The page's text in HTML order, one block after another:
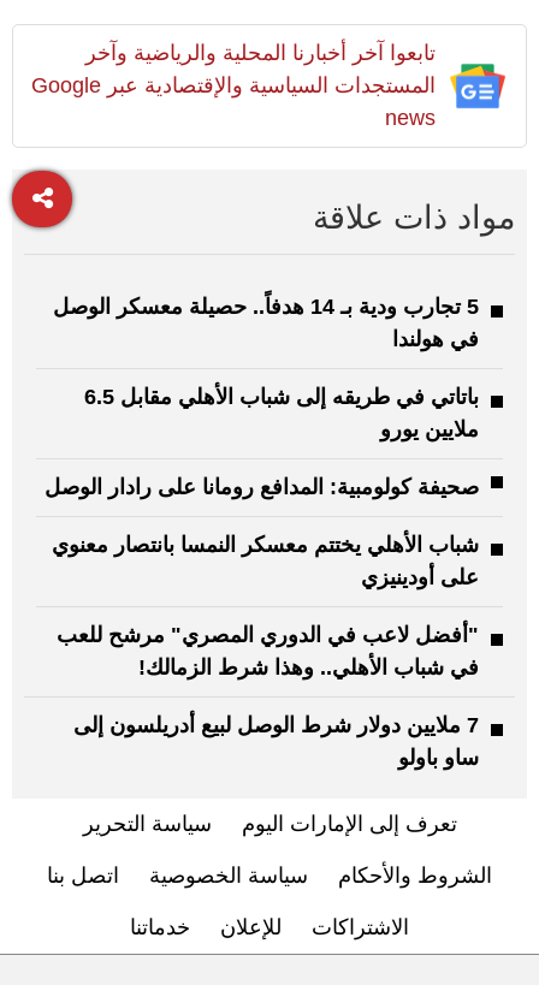
تابعوا آخر أخبارنا المحلية والرياضية وآخر
المستجدات السياسية والإقتصادية عبر Google
news
مواد ذات علاقة
5 تجارب ودية بـ 14 هدفاً.. حصيلة معسكر الوصل
في هولندا
باتاتي في طريقه إلى شباب الأهلي مقابل 6.5
ملايين يورو
صحيفة كولومبية: المدافع رومانا على رادار الوصل
شباب الأهلي يختتم معسكر النمسا بانتصار معنوي
على أودينيزي
"أفضل لاعب في الدوري المصري" مرشح للعب
في شباب الأهلي.. وهذا شرط الزمالك!
7 ملايين دولار شرط الوصل لبيع أدريلسون إلى
ساو باولو
تعرف إلى الإمارات اليوم سياسة التحرير
الشروط والأحكام سياسة الخصوصية اتصل بنا
الاشتراكات للإعلان خدماتنا